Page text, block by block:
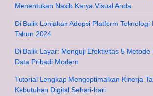
Menentukan Nasib Karya Visual Anda
Di Balik Lonjakan Adopsi Platform Teknologi
Tahun 2024
Di Balik Layar: Menguji Efektivitas 5 Metode
Data Pribadi Modern
Tutorial Lengkap Mengoptimalkan Kinerja
Kebutuhan Digital Sehari-hari